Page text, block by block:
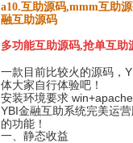
a10.互助源码,mmm互助
融互助源码
多功能互助源码,抢单互
一款目前比较火的源码，
体大家自行体验吧！
安装环境要求
YBI金融互助系统完美运
的功能！
一、静态收益